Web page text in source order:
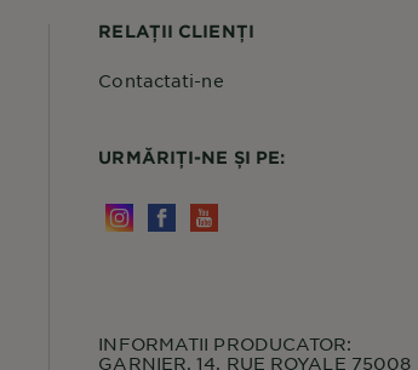
RELAȚII CLIENȚI
Contactati-ne
URMĂRIȚI-NE ȘI PE:
INFORMATII PRODUCATOR:
GARNIER, 14, RUE ROYALE 75008